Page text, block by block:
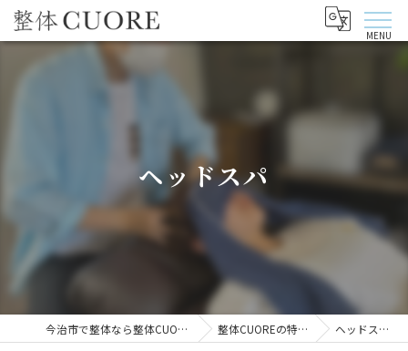
ヘッドスパ
今治市で整体なら整体CUORE 整体CUOREの特徴 ヘッドスパ